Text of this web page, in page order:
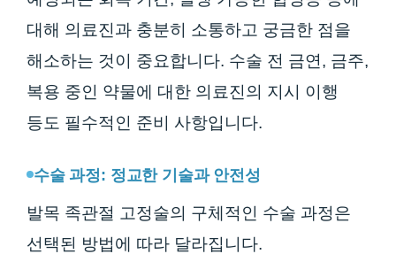
대해 의료진과 충분히 소통하고 궁금한 점을
해소하는 것이 중요합니다. 수술 전 금연, 금주,
복용 중인 약물에 대한 의료진의 지시 이행
등도 필수적인 준비 사항입니다.
수술 과정: 정교한 기술과 안전성
발목 족관절 고정술의 구체적인 수술 과정은
선택된 방법에 따라 달라집니다.